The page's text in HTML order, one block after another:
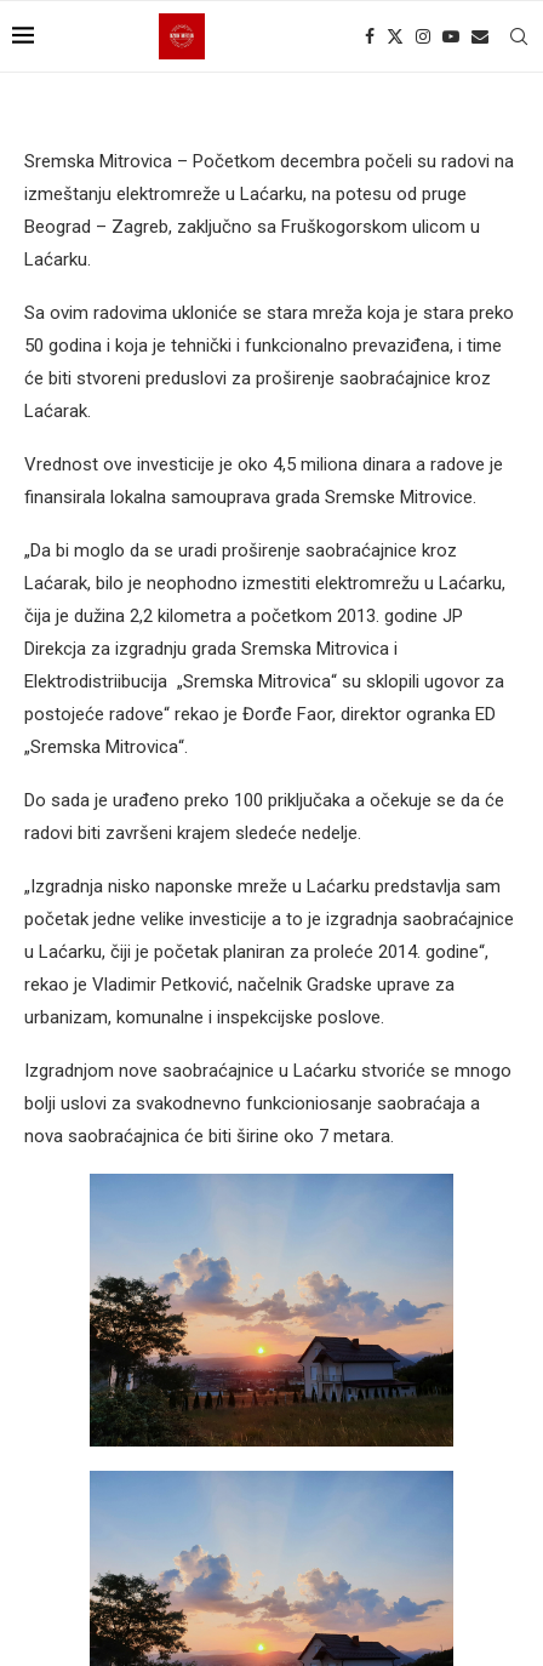
Sremska Mitrovica – Početkom decembra počeli su radovi na
izmeštanju elektromreže u Laćarku, na potesu od pruge
Beograd – Zagreb, zaključno sa Fruškogorskom ulicom u
Laćarku.
Sa ovim radovima ukloniće se stara mreža koja je stara preko
50 godina i koja je tehnički i funkcionalno prevaziđena, i time
će biti stvoreni preduslovi za proširenje saobraćajnice kroz
Laćarak.
Vrednost ove investicije je oko 4,5 miliona dinara a radove je
finansirala lokalna samouprava grada Sremske Mitrovice.
„Da bi moglo da se uradi proširenje saobraćajnice kroz
Laćarak, bilo je neophodno izmestiti elektromrežu u Laćarku,
čija je dužina 2,2 kilometra a početkom 2013. godine JP
Direkcja za izgradnju grada Sremska Mitrovica i
Elektrodistriibucija „Sremska Mitrovica“ su sklopili ugovor za
postojeće radove“ rekao je Đorđe Faor, direktor ogranka ED
„Sremska Mitrovica“.
Do sada je urađeno preko 100 priključaka a očekuje se da će
radovi biti završeni krajem sledeće nedelje.
„Izgradnja nisko naponske mreže u Laćarku predstavlja sam
početak jedne velike investicije a to je izgradnja saobraćajnice
u Laćarku, čiji je početak planiran za proleće 2014. godine“,
rekao je Vladimir Petković, načelnik Gradske uprave za
urbanizam, komunalne i inspekcijske poslove.
Izgradnjom nove saobraćajnice u Laćarku stvoriće se mnogo
bolji uslovi za svakodnevno funkcioniosanje saobraćaja a
nova saobraćajnica će biti širine oko 7 metara.